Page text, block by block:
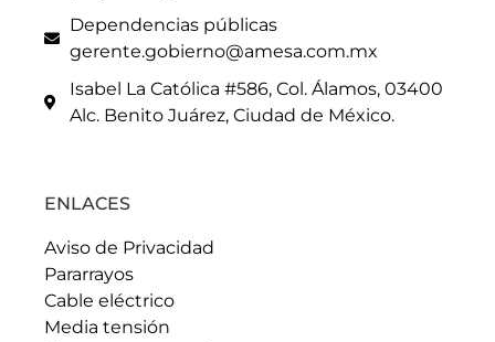
Dependencias públicas
gerente.gobierno@amesa.com.mx
Isabel La Católica #586, Col. Álamos, 03400
Alc. Benito Juárez, Ciudad de México.
ENLACES
Aviso de Privacidad
Pararrayos
Cable eléctrico
Media tensión